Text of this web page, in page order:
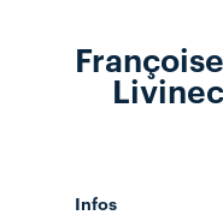
Françoise
Livinec
Infos